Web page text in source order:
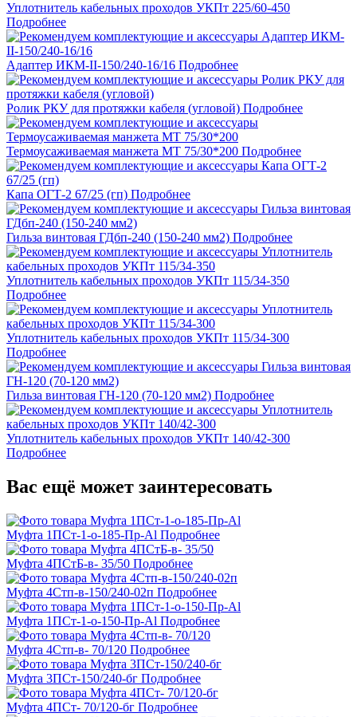
Уплотнитель кабельных проходов УКПт 225/60-450
Подробнее
Адаптер ИКМ-II-150/240-16/16 Подробнее
Ролик РКУ для протяжки кабеля (угловой) Подробнее
Термоусаживаемая манжета МТ 75/30*200 Подробнее
Капа ОГТ-2 67/25 (гп) Подробнее
Гильза винтовая ГДбп-240 (150-240 мм2) Подробнее
Уплотнитель кабельных проходов УКПт 115/34-350
Подробнее
Уплотнитель кабельных проходов УКПт 115/34-300
Подробнее
Гильза винтовая ГН-120 (70-120 мм2) Подробнее
Уплотнитель кабельных проходов УКПт 140/42-300
Подробнее
Вас ещё может заинтересовать
Муфта 1ПСт-1-о-185-Пр-Al Подробнее
Муфта 4ПСтБ-в- 35/50 Подробнее
Муфта 4Стп-в-150/240-02п Подробнее
Муфта 1ПСт-1-о-150-Пр-Al Подробнее
Муфта 4Стп-в- 70/120 Подробнее
Муфта 3ПСт-150/240-бг Подробнее
Муфта 4ПСт- 70/120-бг Подробнее